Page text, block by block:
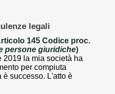
legali
145 Codice proc.
persone giuridiche)
2019 la mia società ha
per compiuta
successo. L'atto è